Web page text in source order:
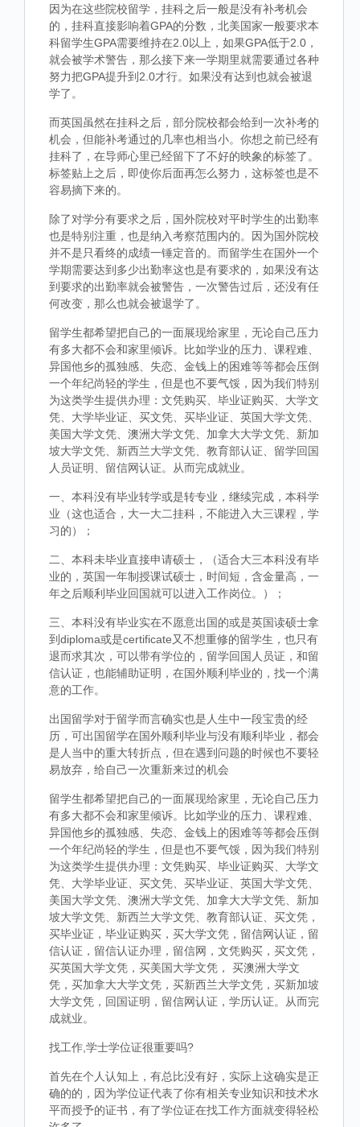
因为在这些院校留学，挂科之后一般是没有补考机会
的，挂科直接影响着GPA的分数，北美国家一般要求本
科留学生GPA需要维持在2.0以上，如果GPA低于2.0，
就会被学术警告，那么接下来一学期里就需要通过各种
努力把GPA提升到2.0才行。如果没有达到也就会被退
学了。
而英国虽然在挂科之后，部分院校都会给到一次补考的
机会，但能补考通过的几率也相当小。你想之前已经有
挂科了，在导师心里已经留下了不好的映象的标签了。
标签贴上之后，即使你后面再怎么努力，这标签也是不
容易摘下来的。
除了对学分有要求之后，国外院校对平时学生的出勤率
也是特别注重，也是纳入考察范围内的。因为国外院校
并不是只看终的成绩一锤定音的。而留学生在国外一个
学期需要达到多少出勤率这也是有要求的，如果没有达
到要求的出勤率就会被警告，一次警告过后，还没有任
何改变，那么也就会被退学了。
留学生都希望把自己的一面展现给家里，无论自己压力
有多大都不会和家里倾诉。比如学业的压力、课程难、
异国他乡的孤独感、失恋、金钱上的困难等等都会压倒
一个年纪尚轻的学生，但是也不要气馁，因为我们特别
为这类学生提供办理：文凭购买、毕业证购买、大学文
凭、大学毕业证、买文凭、买毕业证、英国大学文凭、
美国大学文凭、澳洲大学文凭、加拿大大学文凭、新加
坡大学文凭、新西兰大学文凭、教育部认证、留学回国
人员证明、留信网认证。从而完成就业。
一、本科没有毕业转学或是转专业，继续完成，本科学
业（这也适合，大一大二挂科，不能进入大三课程，学
习的）；
二、本科未毕业直接申请硕士，（适合大三本科没有毕
业的，英国一年制授课试硕士，时间短，含金量高，一
年之后顺利毕业回国就可以进入工作岗位。）；
三、本科没有毕业实在不愿意出国的或是英国读硕士拿
到diploma或是certificate又不想重修的留学生，也只有
退而求其次，可以带有学位的，留学回国人员证，和留
信认证，也能辅助证明，在国外顺利毕业的，找一个满
意的工作。
出国留学对于留学而言确实也是人生中一段宝贵的经
历，可出国留学在国外顺利毕业与没有顺利毕业，都会
是人当中的重大转折点，但在遇到问题的时候也不要轻
易放弃，给自己一次重新来过的机会
留学生都希望把自己的一面展现给家里，无论自己压力
有多大都不会和家里倾诉。比如学业的压力、课程难、
异国他乡的孤独感、失恋、金钱上的困难等等都会压倒
一个年纪尚轻的学生，但是也不要气馁，因为我们特别
为这类学生提供办理：文凭购买、毕业证购买、大学文
凭、大学毕业证、买文凭、买毕业证、英国大学文凭、
美国大学文凭、澳洲大学文凭、加拿大大学文凭、新加
坡大学文凭、新西兰大学文凭、教育部认证、买文凭，
买毕业证，毕业证购买，买大学文凭，留信网认证，留
信认证，留信认证办理，留信网，文凭购买，买文凭，
买英国大学文凭，买美国大学文凭， 买澳洲大学文
凭，买加拿大大学文凭，买新西兰大学文凭，买新加坡
大学文凭，回国证明，留信网认证，学历认证。从而完
成就业。
找工作,学士学位证很重要吗?
首先在个人认知上，有总比没有好，实际上这确实是正
确的的，因为学位证代表了你有相关专业知识和技术水
平而授予的证书，有了学位证在找工作方面就变得轻松